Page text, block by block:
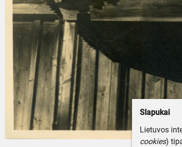
Slapukai
Lietuvos
cookies)